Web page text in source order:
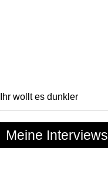
Ihr wollt es dunkler
Meine Interviews